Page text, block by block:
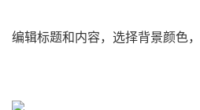
编辑标题和内容，选择背景颜色，